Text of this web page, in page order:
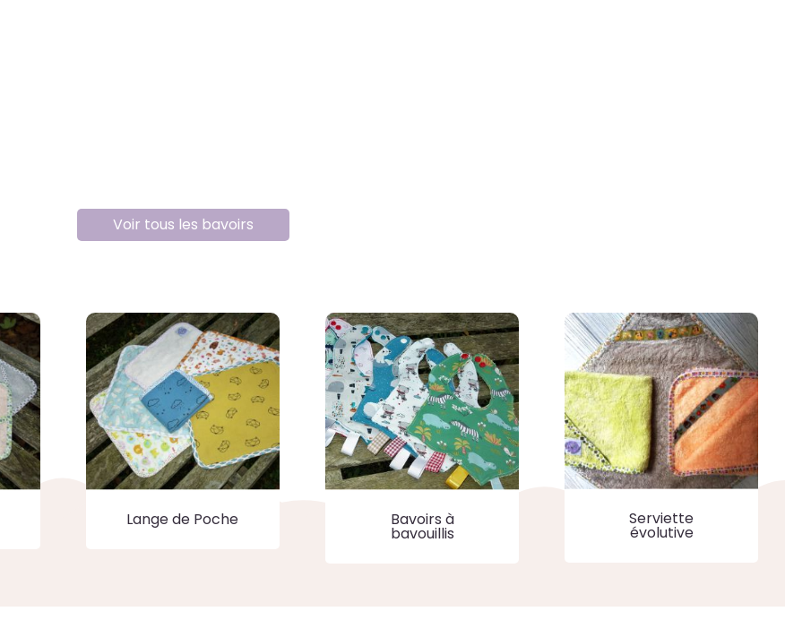
Voir tous les bavoirs
Lange de Poche Bavoirs à
bavouillis
Serviette
évolutive